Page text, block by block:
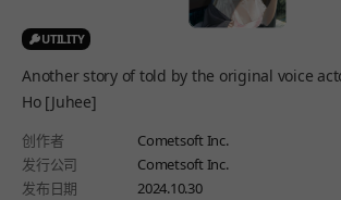
UTILITY
Another story of told by the original voice actor CV. Lee Myung
Ho [Juhee]
创作者
Cometsoft Inc.
发行公司
Cometsoft Inc.
发布日期
2024.10.30